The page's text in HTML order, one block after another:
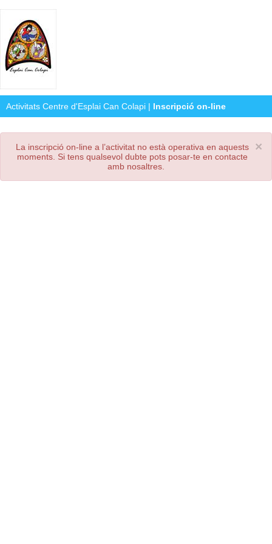
Activitats Centre d'Esplai Can Colapi | Inscripció on-line
×
La inscripció on-line a l’activitat no està operativa en aquests
moments. Si tens qualsevol dubte pots posar-te en contacte
amb nosaltres.